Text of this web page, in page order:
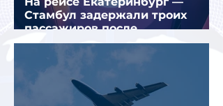
Стамбул задержали троих
пассажиров после
предполагаемой серии краж